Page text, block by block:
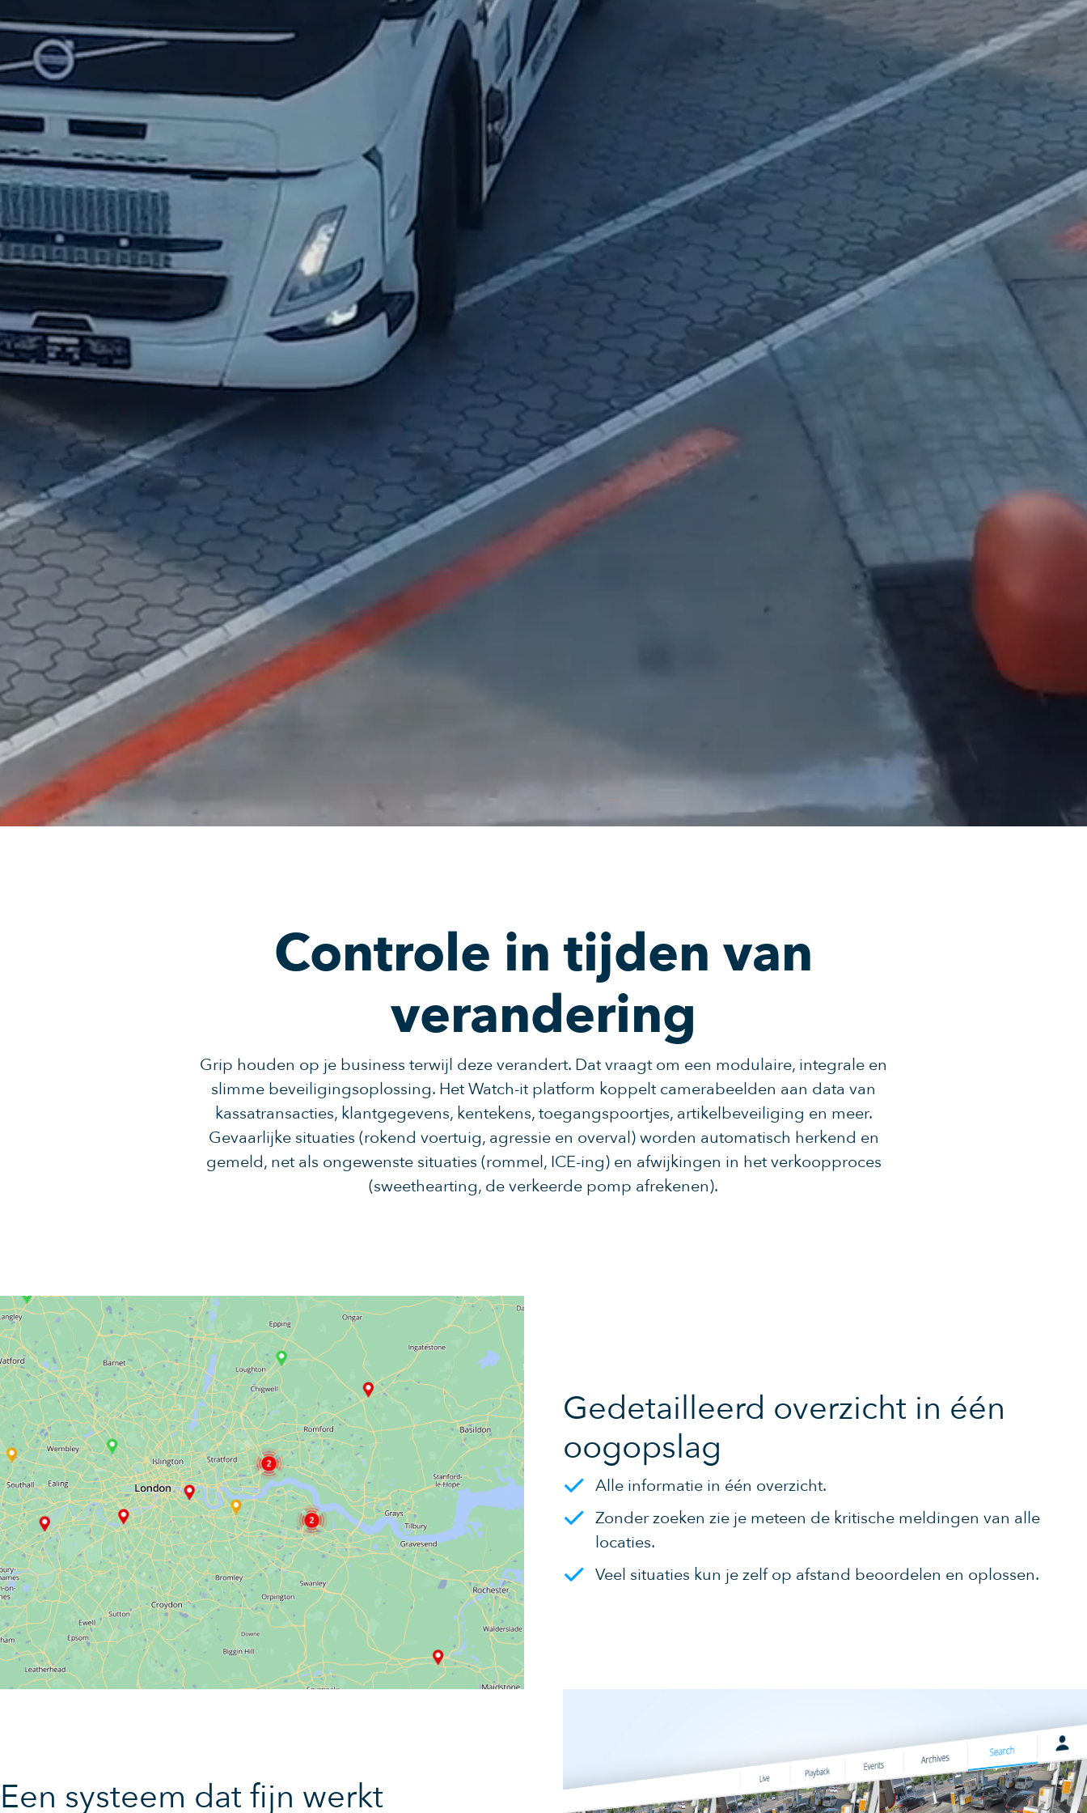
Controle in tijden van
verandering
Grip houden op je business terwijl deze verandert. Dat vraagt om een modulaire, integrale en
slimme beveiligingsoplossing. Het Watch-it platform koppelt camerabeelden aan data van
kassatransacties, klantgegevens, kentekens, toegangspoortjes, artikelbeveiliging en meer.
Gevaarlijke situaties (rokend voertuig, agressie en overval) worden automatisch herkend en
gemeld, net als ongewenste situaties (rommel, ICE-ing) en afwijkingen in het verkoopproces
(sweethearting, de verkeerde pomp afrekenen).
Gedetailleerd overzicht in één
oogopslag
Alle informatie in één overzicht.
Zonder zoeken zie je meteen de kritische meldingen van alle
locaties.
Veel situaties kun je zelf op afstand beoordelen en oplossen.
Een systeem dat fijn werkt